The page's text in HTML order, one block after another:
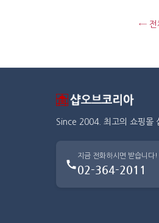
← 전
Since 2004. 최고의 쇼핑몰
지금 전화하시면 받습니다!
02-364-2011